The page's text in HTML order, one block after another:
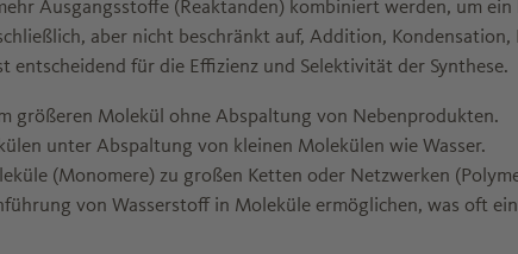
Ausgangsstoffe (Reaktanden) kombiniert werden, um
aber nicht beschränkt auf, Addition,
für die Effizienz und Selektivität der Synthese.
größeren Molekül ohne Abspaltung von Nebenprodukten.
unter Abspaltung von kleinen Molekülen wie Wasser.
(Monomere) zu großen Ketten oder Netzwerken
von Wasserstoff in Moleküle ermöglichen, was oft